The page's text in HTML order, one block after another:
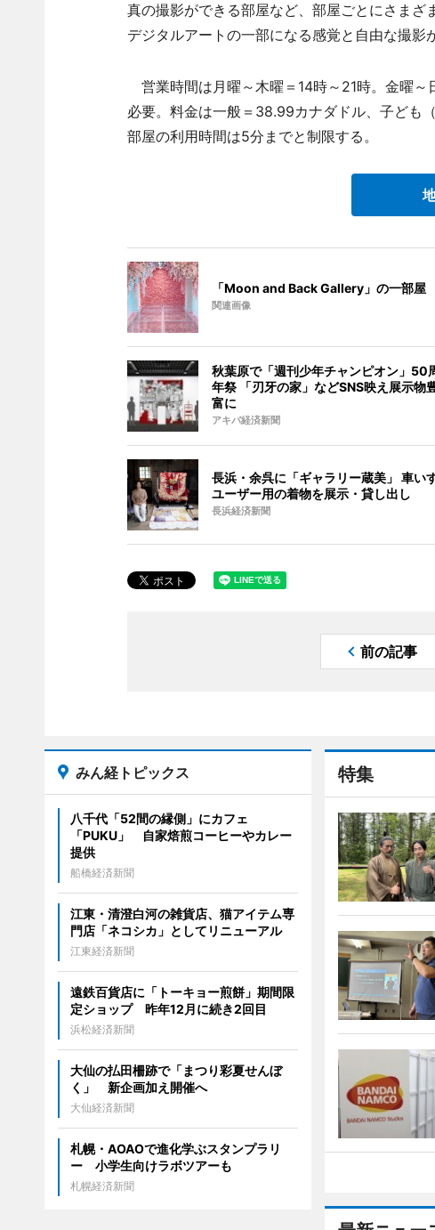
真の撮影ができる部屋など、部屋ごとにさま
デジタルアートの一部になる感覚と自由な撮影
営業時間は月曜～木曜＝14時～21時。金曜～
必要。料金は一般＝38.99カナダドル、子ども
部屋の利用時間は5分までと制限する。
「Moon and Back Gallery」の一部屋
関連画像
秋葉原で「週刊少年チャンピオン」50
年祭 「刃牙の家」などSNS映え展示物
富に
アキバ経済新聞
長浜・余呉に「ギャラリー蔵美」 車い
ユーザー用の着物を展示・貸し出し
長浜経済新聞
前の記事
特集
みん経トピックス
八千代「52間の縁側」にカフェ
「PUKU」 自家焙煎コーヒーやカレー
提供
船橋経済新聞
江東・清澄白河の雑貨店、猫アイテム専
門店「ネコシカ」としてリニューアル
江東経済新聞
遠鉄百貨店に「トーキョー煎餅」期間限
定ショップ 昨年12月に続き2回目
浜松経済新聞
大仙の払田柵跡で「まつり彩夏せんぼ
く」 新企画加え開催へ
大仙経済新聞
札幌・AOAOで進化学ぶスタンプラリ
ー 小学生向けラボツアーも
札幌経済新聞